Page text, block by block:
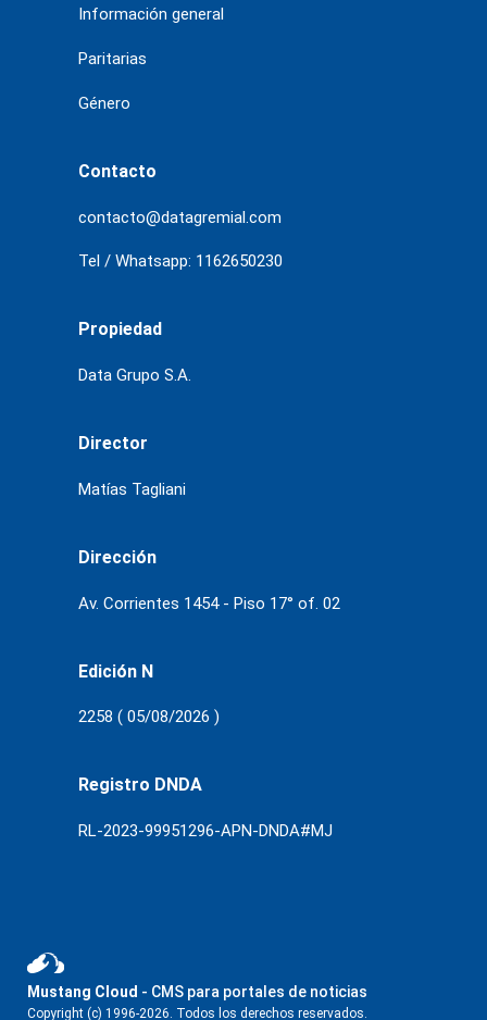
Información general
Paritarias
Género
Contacto
contacto@datagremial.com
Tel / Whatsapp: 1162650230
Propiedad
Data Grupo S.A.
Director
Matías Tagliani
Dirección
Av. Corrientes 1454 - Piso 17° of. 02
Edición N
2258 ( 05/08/2026 )
Registro DNDA
RL-2023-99951296-APN-DNDA#MJ
Mustang Cloud - CMS para portales de noticias
Copyright (c) 1996-2026. Todos los derechos reservados.